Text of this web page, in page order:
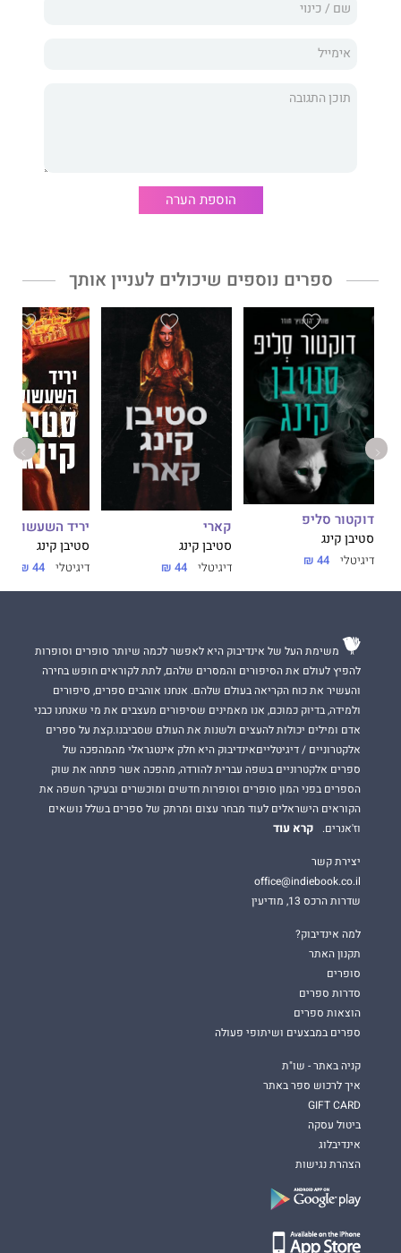
כמטורף ומחושב אף יותר מכפי ששיער. יכולתו של
המציאות במרחב העירוני המייאש של פוסט־משבר כלכלי, הופכת את
הוספת הערה
ספרים נוספים שיכולים לעניין אותך
דוקטור סליפ
סטיבן קינג
דיגיטלי 44 ₪
קארי
סטיבן קינג
דיגיטלי 44 ₪
יריד השעשועים
סטיבן קינג
דיגיטלי 44 ₪
משימת העל של אינדיבוק היא לאפשר לכמה שיותר סופרים וסופרות
להפיץ לעולם את הסיפורים והמסרים שלהם, לתת לקוראים חופש בחירה
והעשיר את כוח הקריאה בעולם שלהם. אנחנו אוהבים ספרים, סיפורים
ולמידה, בדיוק כמוכם, אנו מאמינים שסיפורים מעצבים את מי שאנחנו כבני
אדם ומילים יכולות להעצים ולשנות את העולם שסביבנו.קצת על ספרים
אלקטרוניים / דיגיטלייםאינדיבוק היא חלק אינטגראלי מהמהפכה של
ספרים אלקטרוניים בשפה עברית להורדה, מהפכה אשר פתחה את שוק
הספרים בפני המון סופרים וסופרות חדשים ומוכשרים ובעיקר חשפה את
הקוראים הישראלים לעוד מבחר עצום ומרתק של ספרים בשלל נושאים
וז'אנרים.
קרא עוד
יצירת קשר
office@indiebook.co.il
שדרות הרכס 13, מודיעין
למה אינדיבוק?
תקנון האתר
סופרים
סדרות ספרים
הוצאות ספרים
ספרים במבצעים ושיתופי פעולה
קניה באתר - שו"ת
איך לרכוש ספר באתר
GIFT CARD
ביטול עסקה
אינדיבלוג
הצהרת נגישות